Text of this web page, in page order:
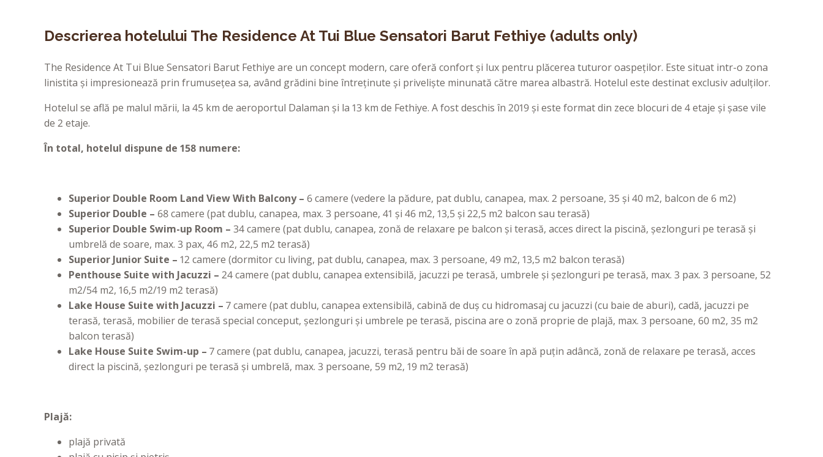
Descrierea hotelului The Residence At Tui Blue Sensatori Barut Fethiye (adults only)
The Residence At Tui Blue Sensatori Barut Fethiye are un concept modern, care oferă confort și lux pentru plăcerea tuturor oaspeților. Este situat intr-o zona
linistita și impresionează prin frumusețea sa, având grădini bine întreținute și priveliște minunată către marea albastră. Hotelul este destinat exclusiv adulților.
Hotelul se află pe malul mării, la 45 km de aeroportul Dalaman și la 13 km de Fethiye. A fost deschis în 2019 și este format din zece blocuri de 4 etaje și șase vile
de 2 etaje.
În total, hotelul dispune de 158 numere:
Superior Double Room Land View With Balcony – 6 camere (vedere la pădure, pat dublu, canapea, max. 2 persoane, 35 și 40 m2, balcon de 6 m2)
Superior Double – 68 camere (pat dublu, canapea, max. 3 persoane, 41 și 46 m2, 13,5 și 22,5 m2 balcon sau terasă)
Superior Double Swim-up Room – 34 camere (pat dublu, canapea, zonă de relaxare pe balcon și terasă, acces direct la piscină, șezlonguri pe terasă și
umbrelă de soare, max. 3 pax, 46 m2, 22,5 m2 terasă)
Superior Junior Suite – 12 camere (dormitor cu living, pat dublu, canapea, max. 3 persoane, 49 m2, 13,5 m2 balcon terasă)
Penthouse Suite with Jacuzzi – 24 camere (pat dublu, canapea extensibilă, jacuzzi pe terasă, umbrele și șezlonguri pe terasă, max. 3 pax. 3 persoane, 52
m2/54 m2, 16,5 m2/19 m2 terasă)
Lake House Suite with Jacuzzi – 7 camere (pat dublu, canapea extensibilă, cabină de duș cu hidromasaj cu jacuzzi (cu baie de aburi), cadă, jacuzzi pe
terasă, terasă, mobilier de terasă special conceput, șezlonguri și umbrele pe terasă, piscina are o zonă proprie de plajă, max. 3 persoane, 60 m2, 35 m2
balcon terasă)
Lake House Suite Swim-up – 7 camere (pat dublu, canapea, jacuzzi, terasă pentru băi de soare în apă puțin adâncă, zonă de relaxare pe terasă, acces
direct la piscină, șezlonguri pe terasă și umbrelă, max. 3 persoane, 59 m2, 19 m2 terasă)
Plajă:
plajă privată